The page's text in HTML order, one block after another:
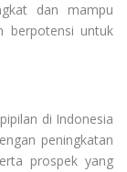
dan mampu
berpotensi untuk
di Indonesia
peningkatan
prospek yang